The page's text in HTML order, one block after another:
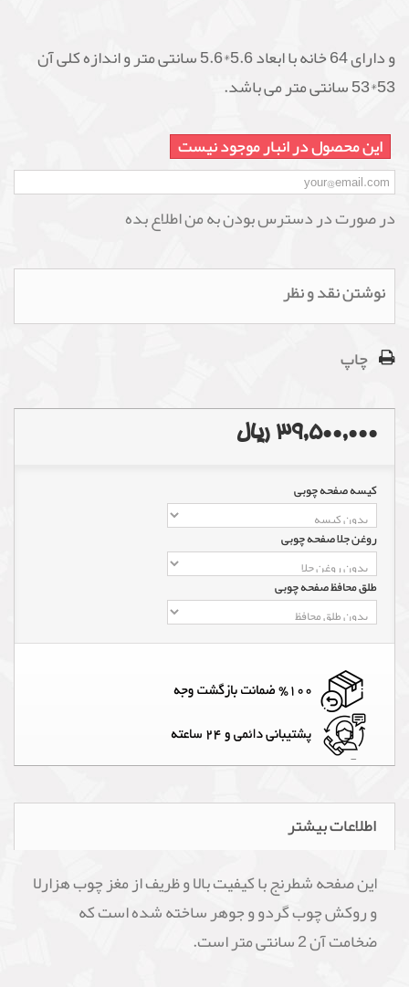
و دارای 64 خانه با ابعاد 5.6*5.6 سانتی متر و اندازه کلی آن
53*53 سانتی متر می باشد.
این محصول در انبار موجود نیست
در صورت در دسترس بودن به من اطلاع بده
نوشتن نقد و نظر
چاپ
39,500,000 ریال
کیسه صفحه چوبی
روغن جلا صفحه چوبی
طلق محافظ صفحه چوبی
اطلاعات بیشتر
این صفحه شطرنج با کیفیت بالا و ظریف از مغز چوب هزارلا
و روکش چوب گردو و جوهر ساخته شده است که
ضخامت آن 2 سانتی متر است.